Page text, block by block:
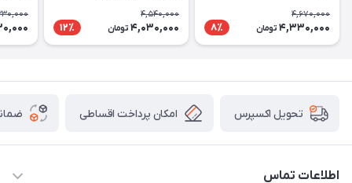
4,670,000
4,330,000 تومان 8٪
4,540,000
4,030,000 تومان 12٪
تحویل اکسپرس امکان پرداخت اقساطی
اطلاعات تماس